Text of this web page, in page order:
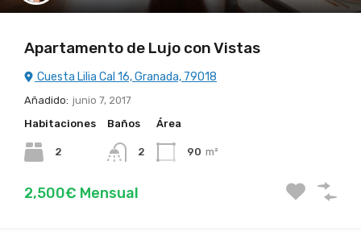
Apartamento de Lujo con Vistas
Cuesta Lilia Cal 16, Granada, 79018
Añadido: junio 7, 2017
Habitaciones
2
Baños
2
Área
90 m²
2,500€ Mensual